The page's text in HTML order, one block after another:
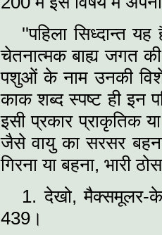
''पहिला सिध्दान्त
चेतनात्मक बाह्य जगत
पशुओं के नाम उनकी
काक शब्द स्पष्ट ही इन
इसी प्रकार प्राकृतिक
जैसे वायु का सरसर
गिरना या बहना, भारी
1. देखो, मैक्समूलर-
439।